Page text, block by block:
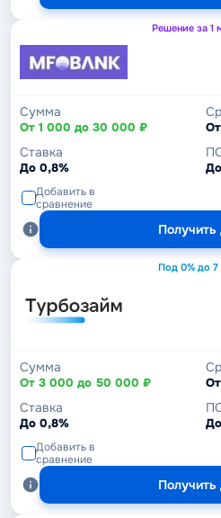
Решение за 1
Сумма
От 1 000 до 30 000 ₽
Ставка
До 0,8%
Добавить в
сравнение
Получить
Под 0% до 7
Сумма
От 3 000 до 50 000 ₽
Ставка
До 0,8%
Добавить в
сравнение
Получить